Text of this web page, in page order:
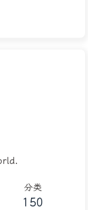
分类
150